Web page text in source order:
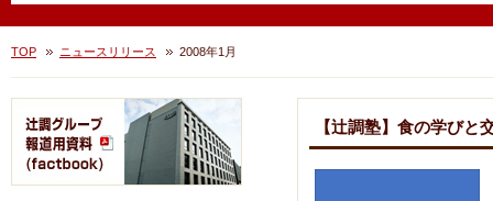
TOP ニュースリリース 2008年1月
【辻調塾】食の学びと